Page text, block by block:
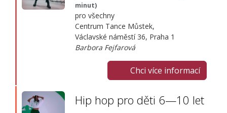
minut)
pro všechny
Centrum Tance Můstek,
Václavské náměstí 36, Praha 1
Barbora Fejfarová
Chci více informací
Hip hop pro děti 6—10 let